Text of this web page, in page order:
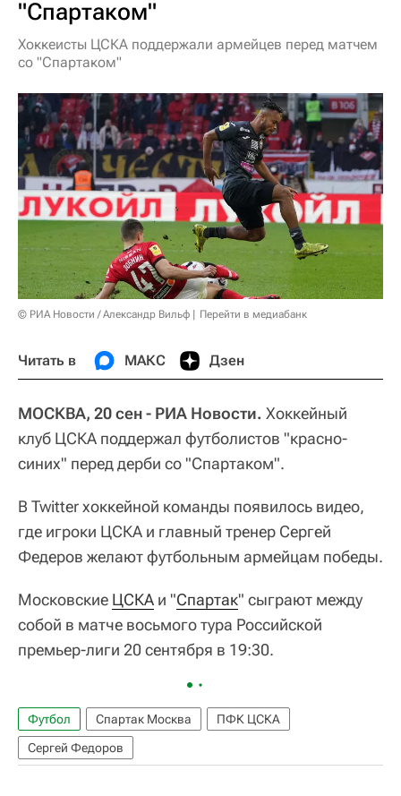
"Спартаком"
Хоккеисты ЦСКА поддержали армейцев перед матчем
со "Спартаком"
© РИА Новости / Александр Вильф Перейти в медиабанк
Читать в МАКС Дзен
МОСКВА, 20 сен - РИА Новости. Хоккейный
клуб ЦСКА поддержал футболистов "красно-
синих" перед дерби со "Спартаком".
В Twitter хоккейной команды появилось видео,
где игроки ЦСКА и главный тренер Сергей
Федеров желают футбольным армейцам победы.
Московские ЦСКА и "Спартак" сыграют между
собой в матче восьмого тура Российской
премьер-лиги 20 сентября в 19:30.
Футбол Спартак Москва
ПФК ЦСКА
Сергей Федоров